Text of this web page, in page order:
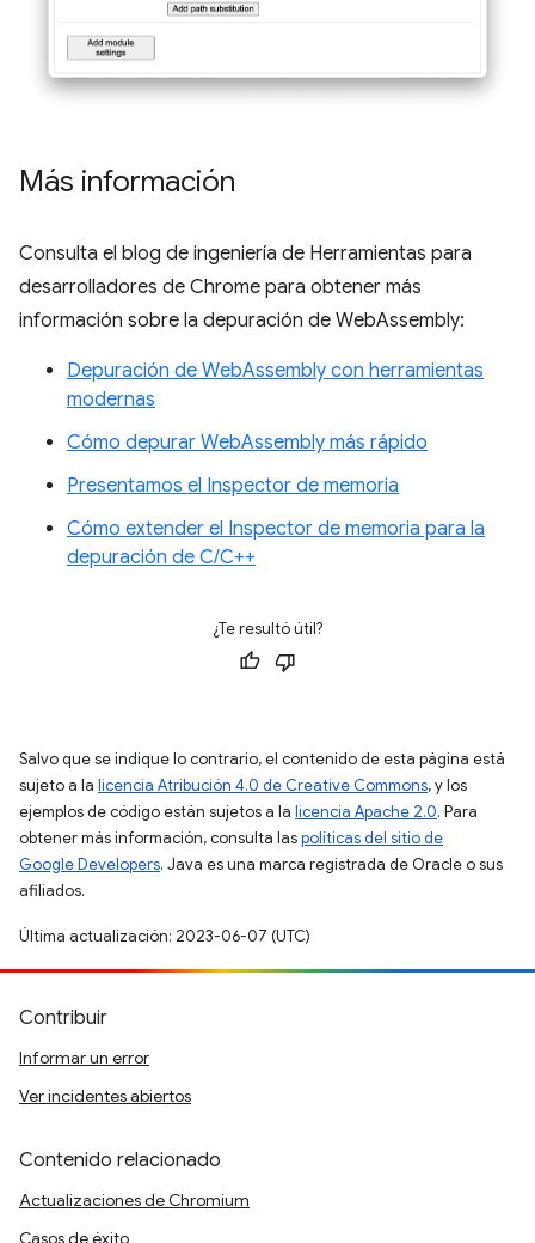
Más información
Consulta el blog de ingeniería de Herramientas para
desarrolladores de Chrome para obtener más
información sobre la depuración de WebAssembly:
Depuración de WebAssembly con herramientas
modernas
Cómo depurar WebAssembly más rápido
Presentamos el Inspector de memoria
Cómo extender el Inspector de memoria para la
depuración de C/C++
¿Te resultó útil?
Salvo que se indique lo contrario, el contenido de esta página está
sujeto a la licencia Atribución 4.0 de Creative Commons, y los
ejemplos de código están sujetos a la licencia Apache 2.0. Para
obtener más información, consulta laspolíticas del sitio de
Google Developers. Java es una marca registrada de Oracle o sus
afiliados.
Última actualización: 2023-06-07 (UTC)
Contribuir
Informar un error
Ver incidentes abiertos
Contenido relacionado
Actualizaciones de Chromium
Casos de éxito